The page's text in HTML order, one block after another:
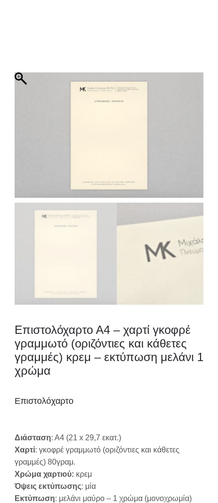
ΠΡΟΣΚΛΗΤΗΡΙΟ
Επιστολόχαρτο Α4 – χαρτί γκοφρέ
γραμμωτό (οριζόντιες και κάθετες
γραμμές) κρεμ – εκτύπωση μελάνι 1
χρώμα
Επιστολόχαρτο
Διάσταση: Α4 (21 x 29,7 εκατ.)
Χαρτί: γκοφρέ γραμμωτό (οριζόντιες και κάθετες
γραμμές) 80γραμ.
Χρώμα χαρτιού: κρεμ
Όψεις εκτύπωσης: μία
Εκτύπωση: μελάνι μαύρο – 1 χρώμα (μονοχρωμία)